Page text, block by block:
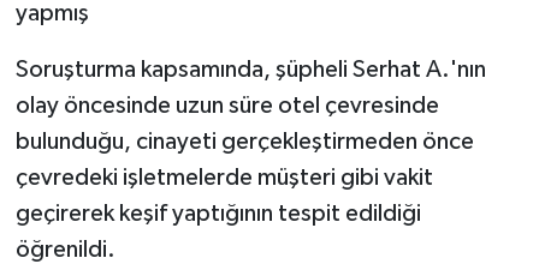
yapmış
Soruşturma kapsamında, şüpheli Serhat A.'nın
olay öncesinde uzun süre otel çevresinde
bulunduğu, cinayeti gerçekleştirmeden önce
çevredeki işletmelerde müşteri gibi vakit
geçirerek keşif yaptığının tespit edildiği
öğrenildi.